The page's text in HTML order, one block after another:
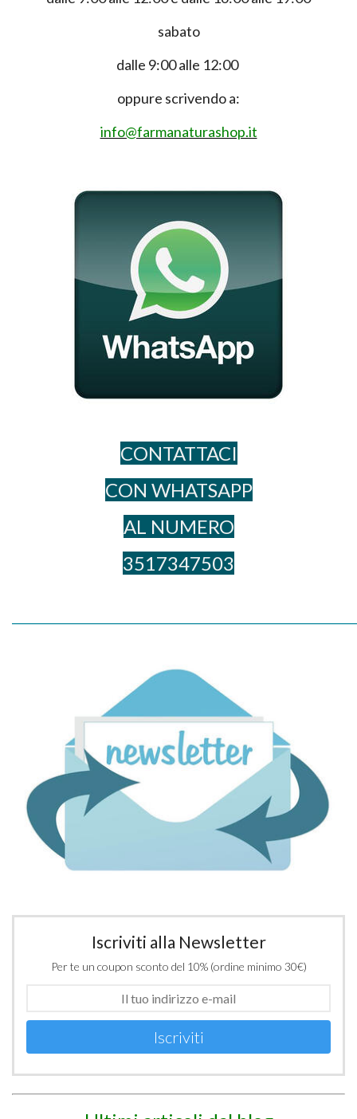
sabato
dalle 9:00 alle 12:00
oppure scrivendo a:
info@farmanaturashop.it
CONTATTACI
CON WHATSAPP
AL NUME​RO
3517347503
Iscriviti alla Newsletter
Per te un coupon sconto del 10% (ordine minimo 30€)
Iscriviti